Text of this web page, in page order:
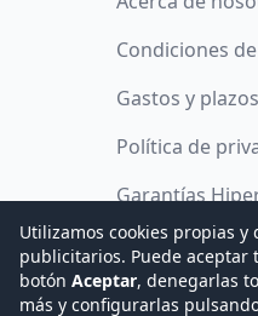
Condiciones
Gastos y
Política de
Garantías
Política de
Utilizamos cookies propias
publicitarios. Puede aceptar
botón Aceptar, denegarlas
más y configurarlas